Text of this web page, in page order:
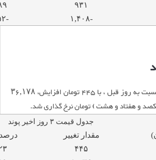
۹۳۱
-۱,۴۰۸ -۴.۵۲
در بازار امروز پوند نسبت به روز قبل ، با ۴۴۵ تومان افزایش، ۳۶,۱۷۸
و هفتاد و هشت ) تومان نرخ گذاری شد.
جدول قیمت ۳ روز اخیر پوند
مقدار تغییر
درصد
۴۴۵